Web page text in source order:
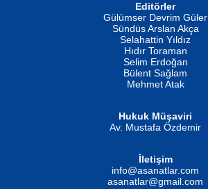
İSMAİL OKUTAN
Erkeklerin Kahrolması Ne Demektir
Evvel Zaman Tanrıçası...
Editörler
Gülümser Devrim Güler
Sündüs Arslan Akça
Selahattin Yıldız
Hıdır Toraman
Selim Erdoğan
Bülent Sağlam
Mehmet Atak
Hukuk Müşaviri
Av. Mustafa Özdemir
İletişim
info@asanatlar.com
asanatlar@gmail.com